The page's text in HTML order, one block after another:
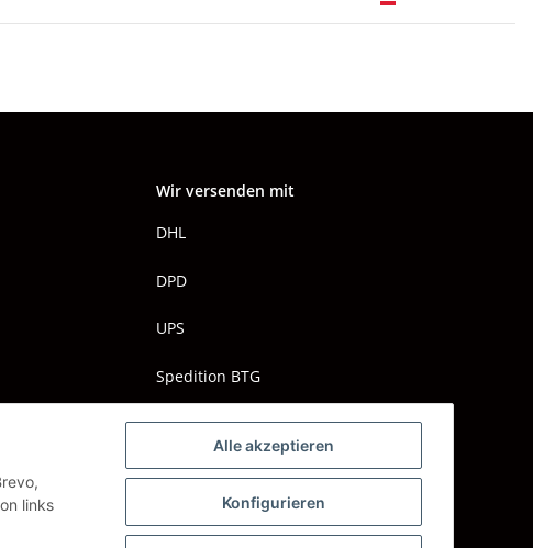
Alle akzeptieren
Konfigurieren
links
Wir versenden mit
DHL
DPD
UPS
Spedition BTG
Spedition Schenker